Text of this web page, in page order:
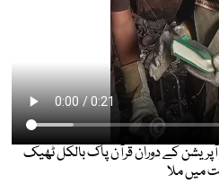
روز ریسکیو آپریشن کے دوران قرآن پاک بالکل ٹھیک
میں ملا